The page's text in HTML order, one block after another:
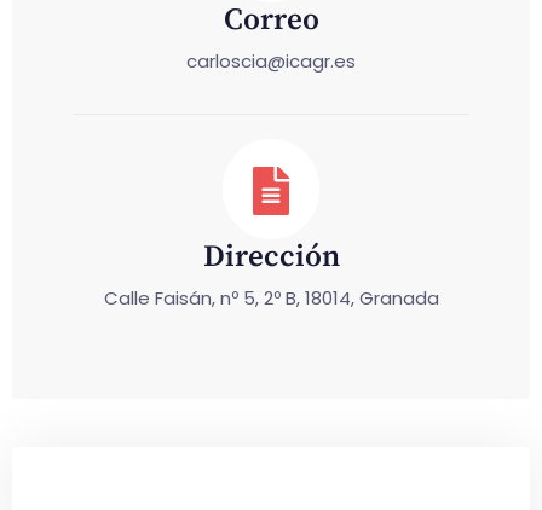
Correo
carloscia@icagr.es
Dirección
Calle Faisán, nº 5, 2º B, 18014, Granada